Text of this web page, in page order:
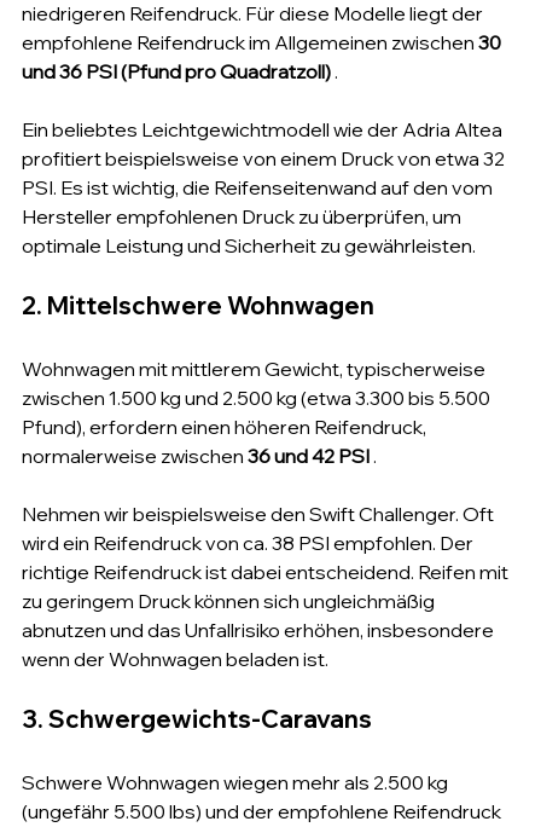
niedrigeren Reifendruck. Für diese Modelle liegt der
empfohlene Reifendruck im Allgemeinen zwischen 30
und 36 PSI (Pfund pro Quadratzoll) .
Ein beliebtes Leichtgewichtmodell wie der Adria Altea
profitiert beispielsweise von einem Druck von etwa 32
PSI. Es ist wichtig, die Reifenseitenwand auf den vom
Hersteller empfohlenen Druck zu überprüfen, um
optimale Leistung und Sicherheit zu gewährleisten.
2. Mittelschwere Wohnwagen
Wohnwagen mit mittlerem Gewicht, typischerweise
zwischen 1.500 kg und 2.500 kg (etwa 3.300 bis 5.500
Pfund), erfordern einen höheren Reifendruck,
normalerweise zwischen 36 und 42 PSI .
Nehmen wir beispielsweise den Swift Challenger. Oft
wird ein Reifendruck von ca. 38 PSI empfohlen. Der
richtige Reifendruck ist dabei entscheidend. Reifen mit
zu geringem Druck können sich ungleichmäßig
abnutzen und das Unfallrisiko erhöhen, insbesondere
wenn der Wohnwagen beladen ist.
3. Schwergewichts-Caravans
Schwere Wohnwagen wiegen mehr als 2.500 kg
(ungefähr 5.500 lbs) und der empfohlene Reifendruck